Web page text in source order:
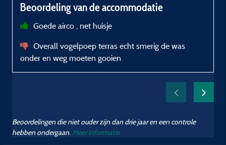
Beoordeling van de accommodatie
Goede airco , net huisje
Overall vogelpoep terras echt smerig de was
onder en weg moeten gooien
Beoordelingen die niet ouder zijn dan drie jaar en een controle
hebben ondergaan. Meer informatie